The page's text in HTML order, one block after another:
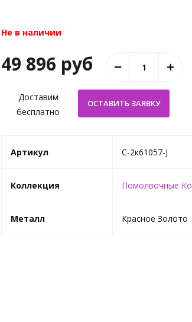
Не в наличии
49 896 руб
Доставим
бесплатно
Артикул C-2к61057-J
Коллекция Помолвочные
Металл Красное Золото